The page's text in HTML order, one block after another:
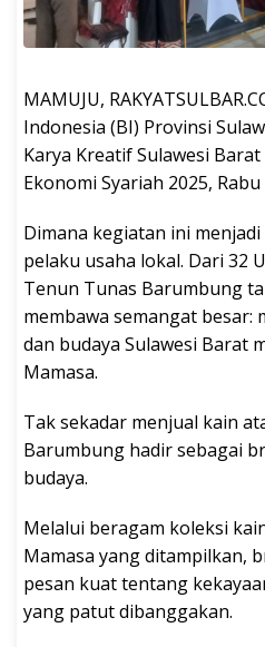
MAMUJU,
Indonesia (BI) Provinsi
Karya Kreatif Sulawesi Barat
Ekonomi Syariah 2025,
Dimana kegiatan ini
pelaku usaha lokal. Dari 32
Tenun Tunas Barumbung
membawa semangat besar:
dan budaya Sulawesi Barat
Mamasa.
Tak sekadar menjual kain
Barumbung hadir sebagai
budaya.
Melalui beragam koleksi
Mamasa yang ditampilkan,
pesan kuat tentang
yang patut dibanggakan.